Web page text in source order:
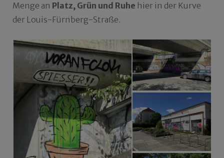
Menge an Platz, Grün und Ruhe hier in der Kurve
der Louis-Fürnberg-Straße.